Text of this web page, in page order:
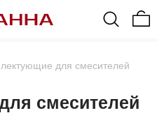
для смесителей
смесителей